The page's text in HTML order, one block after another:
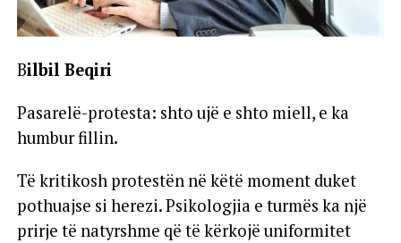
Bilbil Beqiri
Pasarelë-protesta: shto ujë e shto miell, e ka
humbur fillin.
Të kritikosh protestën në këtë moment duket
pothuajse si herezi. Psikologjia e turmës ka një
prirje të natyrshme që të kërkojë uniformitet